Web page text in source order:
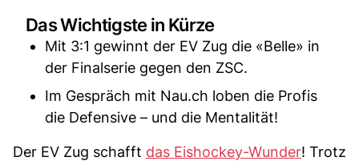
Das Wichtigste in Kürze
Mit 3:1 gewinnt der EV Zug die «Belle» in
der Finalserie gegen den ZSC.
Im Gespräch mit Nau.ch loben die Profis
die Defensive – und die Mentalität!
Der EV Zug schafft das Eishockey-Wunder! Trotz